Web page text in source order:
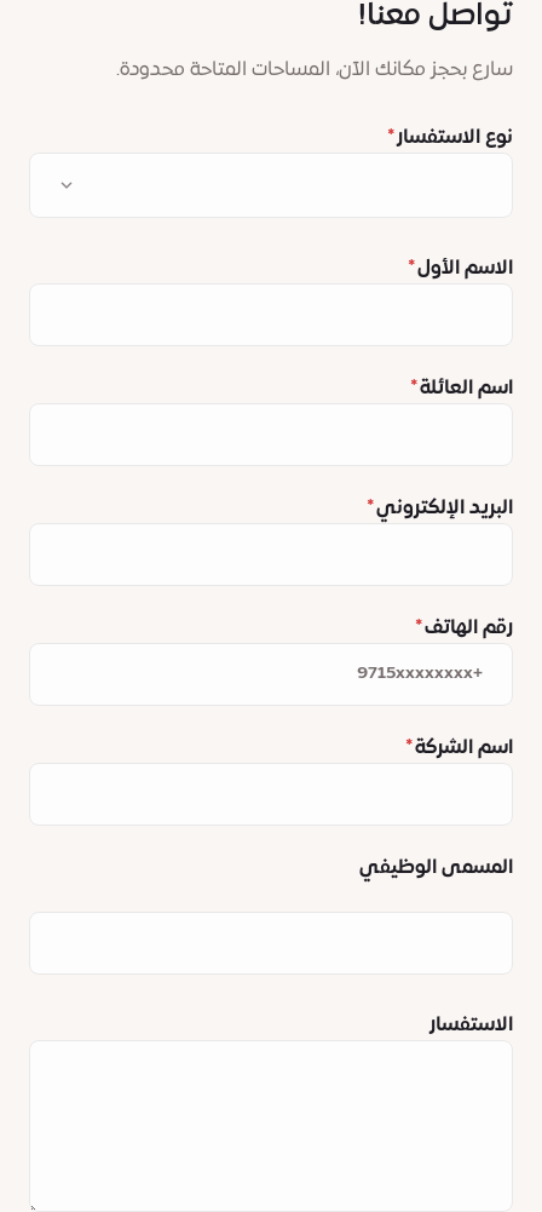
تواصل معنا!
سارع بحجز مكانك الآن، المساحات المتاحة محدودة.
نوع الاستفسار
الاسم الأول
اسم العائلة
البريد الإلكتروني
رقم الهاتف
اسم الشركة
المسمى الوظيفي
الاستفسار